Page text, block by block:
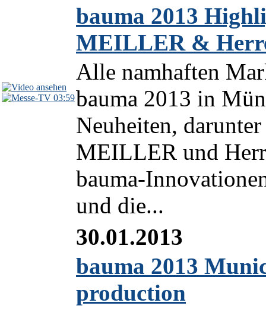
03:59
bauma 2013
MEILLER &
Alle namhaften
bauma 2013 in
Neuheiten,
MEILLER und
bauma-
und die...
30.01.2013
bauma 2013
production